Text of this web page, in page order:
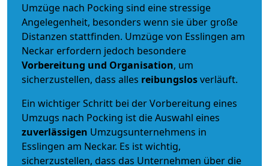
Umzüge nach Pocking sind eine stressige
Angelegenheit, besonders wenn sie über große
Distanzen stattfinden. Umzüge von Esslingen am
Neckar erfordern jedoch besondere
Vorbereitung und Organisation, um
sicherzustellen, dass alles reibungslosverläuft.
Ein wichtiger Schritt bei der Vorbereitung eines
Umzugs nach Pocking ist die Auswahl eines
zuverlässigen Umzugsunternehmens in
Esslingen am Neckar. Es ist wichtig,
sicherzustellen, dass das Unternehmen über die